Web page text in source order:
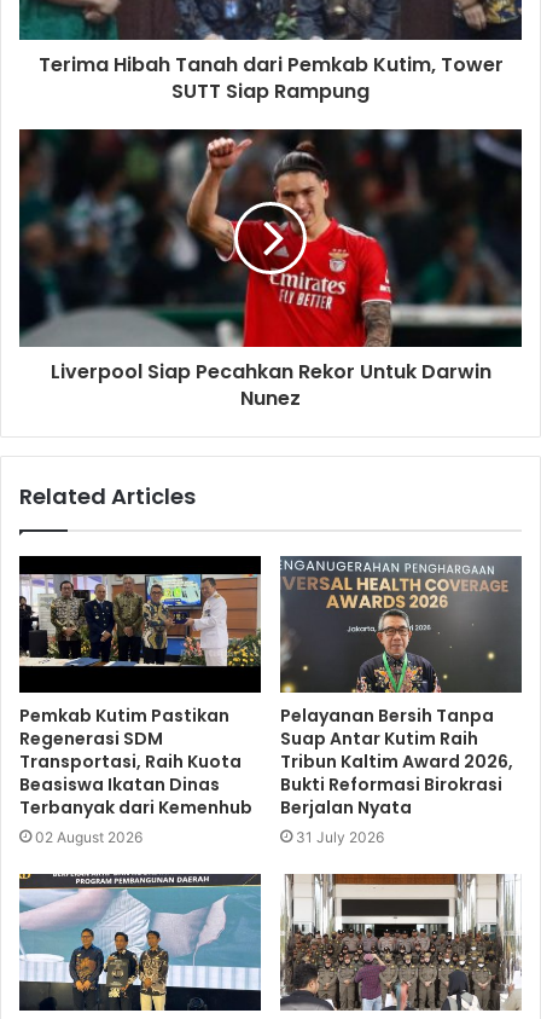
Terima Hibah Tanah dari Pemkab Kutim, Tower
SUTT Siap Rampung
Liverpool Siap Pecahkan Rekor Untuk Darwin
Nunez
Related Articles
Pemkab Kutim Pastikan
Regenerasi SDM
Transportasi, Raih Kuota
Beasiswa Ikatan Dinas
Terbanyak dari Kemenhub
02 August 2026
Pelayanan Bersih Tanpa
Suap Antar Kutim Raih
Tribun Kaltim Award 2026,
Bukti Reformasi Birokrasi
Berjalan Nyata
31 July 2026